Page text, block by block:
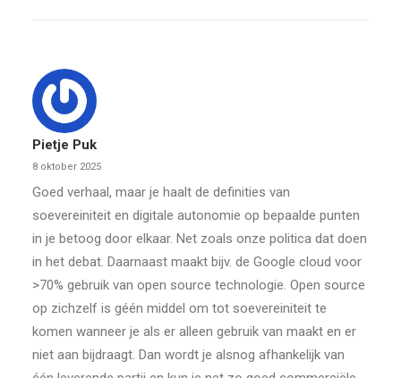
Pietje Puk
8 oktober 2025
Goed verhaal, maar je haalt de definities van
soevereiniteit en digitale autonomie op bepaalde punten
in je betoog door elkaar. Net zoals onze politica dat doen
in het debat. Daarnaast maakt bijv. de Google cloud voor
>70% gebruik van open source technologie. Open source
op zichzelf is géén middel om tot soevereiniteit te
komen wanneer je als er alleen gebruik van maakt en er
niet aan bijdraagt. Dan wordt je alsnog afhankelijk van